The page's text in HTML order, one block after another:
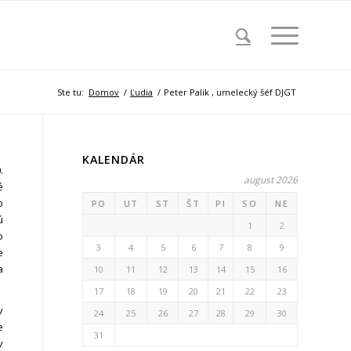
Ste tu: Domov / Ľudia / Peter Palik , umelecký šéf DJGT
KALENDÁR
august 2026
PO UT ST ŠT PI SO
NE
1
2
3
4 5 6 7 8
9
10
11 12 13 14 15
16
17
18 19 20 21 22
23
24
25 26 27 28 29
30
31